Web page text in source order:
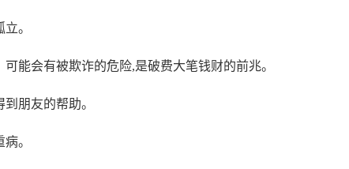
。
能会有被欺诈的危险,是破费大笔钱财的前兆。
朋友的帮助。
。